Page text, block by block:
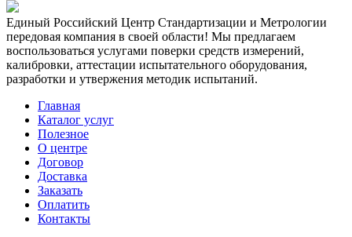
Единый Российский Центр Стандартизации и Метрологии
передовая компания в своей области! Мы предлагаем
воспользоваться услугами поверки средств измерений,
калибровки, аттестации испытательного оборудования,
разработки и утвержения методик испытаний.
Главная
Каталог услуг
Полезное
О центре
Договор
Доставка
Заказать
Оплатить
Контакты